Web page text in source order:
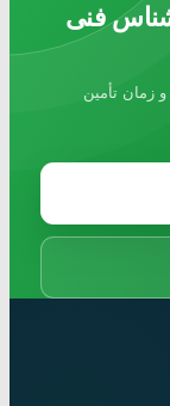
فنی
زمان تأمین